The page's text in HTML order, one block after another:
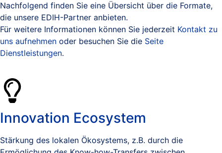
Nachfolgend finden Sie eine Übersicht über die Formate,
die unsere EDIH-Partner anbieten.
Für weitere Informationen können Sie jederzeit Kontakt zu
uns aufnehmen oder besuchen Sie die Seite
Dienstleistungen.
Innovation Ecosystem
Stärkung des lokalen Ökosystems, z.B. durch die